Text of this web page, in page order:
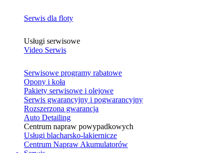
Serwis dla floty
Usługi serwisowe
Video Serwis
Serwisowe programy rabatowe
Opony i koła
Pakiety serwisowe i olejowe
Serwis gwarancyjny i pogwarancyjny
Rozszerzona gwarancja
Auto Detailing
Centrum napraw powypadkowych
Usługi blacharsko-lakiernicze
Centrum Napraw Akumulatorów